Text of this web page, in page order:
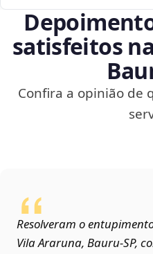
satisfeitos
Confira a opinião de
Resolveram o
Vila Araruna, Bauru‑SP,